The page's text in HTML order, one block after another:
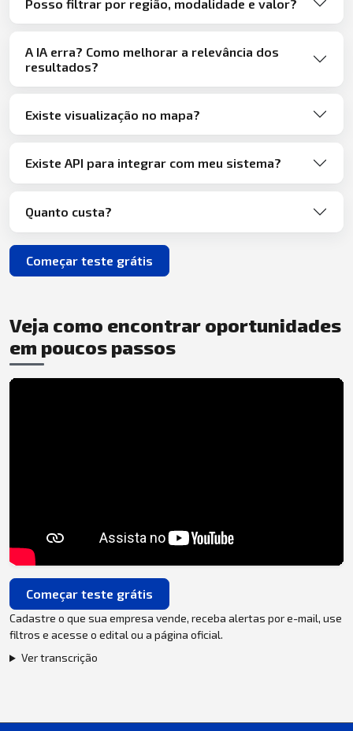
Posso filtrar por região, modalidade e valor?
A IA erra? Como melhorar a relevância dos
resultados?
Existe visualização no mapa?
Existe API para integrar com meu sistema?
Quanto custa?
Começar teste grátis
Veja como encontrar oportunidades
em poucos passos
Começar teste grátis
Cadastre o que sua empresa vende, receba alertas por e-mail, use
filtros e acesse o edital ou a página oficial.
Ver transcrição